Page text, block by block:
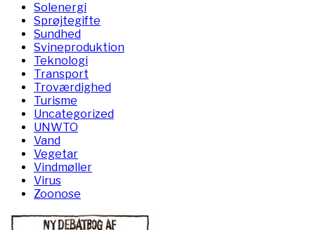
Solenergi
Sprøjtegifte
Sundhed
Svineproduktion
Teknologi
Transport
Troværdighed
Turisme
Uncategorized
UNWTO
Vand
Vegetar
Vindmøller
Virus
Zoonose